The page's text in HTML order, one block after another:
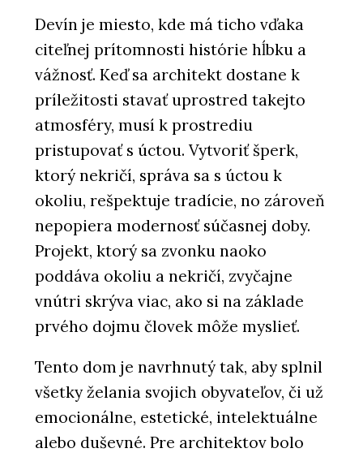
Devín je miesto, kde má ticho vďaka
citeľnej prítomnosti histórie hĺbku a
vážnosť. Keď sa architekt dostane k
príležitosti stavať uprostred takejto
atmosféry, musí k prostrediu
pristupovať s úctou. Vytvoriť šperk,
ktorý nekričí, správa sa s úctou k
okoliu, rešpektuje tradície, no zároveň
nepopiera modernosť súčasnej doby.
Projekt, ktorý sa zvonku naoko
poddáva okoliu a nekričí, zvyčajne
vnútri skrýva viac, ako si na základe
prvého dojmu človek môže myslieť.
Tento dom je navrhnutý tak, aby splnil
všetky želania svojich obyvateľov, či už
emocionálne, estetické, intelektuálne
alebo duševné. Pre architektov bolo